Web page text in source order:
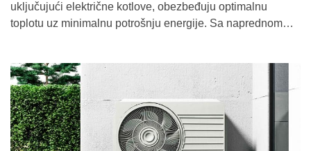
uključujući električne kotlove, obezbeđuju optimalnu
toplotu uz minimalnu potrošnju energije. Sa naprednom
Otkrijte širok spektar opcija koje odgovaraju vašim
potrebama i unapredite svoj sistem grejanja danas!
Optimalna rešenja za […]